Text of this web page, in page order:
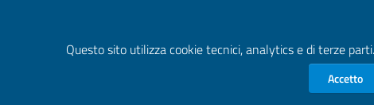
Questo sito utilizza cookie tecnici, analytics e di terze
Accetto
Utili
Note legali Dichiarazione di accessibilità | Obiettivi